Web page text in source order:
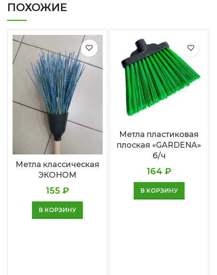
ПОХОЖИЕ
Метла классическая
ЭКОНОМ
155 ₽
В КОРЗИНУ
Метла пластиковая
плоская «GARDENA»
б/ч
164 ₽
В КОРЗИНУ